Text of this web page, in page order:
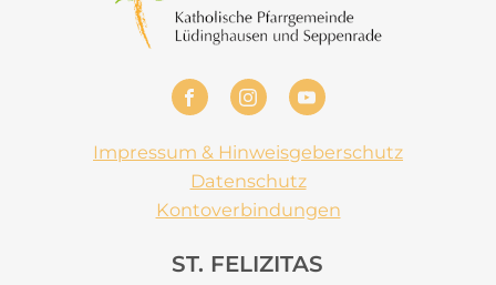
Impressum & Hinweisgeberschutz
Datenschutz
Kontoverbindungen
ST. FELIZITAS